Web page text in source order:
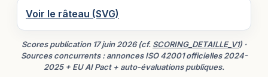
Voir le râteau (SVG)
Scores publication 17 juin 2026 (cf. SCORING_DETAILLE_V1) ·
Sources concurrents : annonces ISO 42001 officielles 2024-
2025 + EU AI Pact + auto-évaluations publiques.